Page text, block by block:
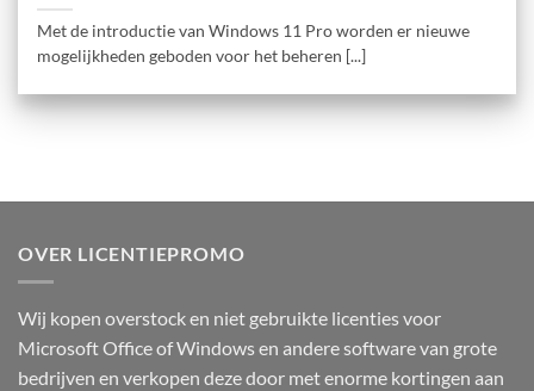
Met de introductie van Windows 11 Pro worden er nieuwe
mogelijkheden geboden voor het beheren [...]
OVER LICENTIEPROMO
Wij kopen overstock en niet gebruikte licenties voor
Microsoft Office of Windows en andere software van grote
bedrijven en verkopen deze door met enorme kortingen aan